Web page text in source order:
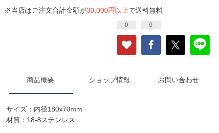
※当店はご注文合計金額が30,000円以上で送料無料
0 0
商品概要 ショップ情報 お問い合わせ
サイズ：内径180x70mm
材質：18-8ステンレス